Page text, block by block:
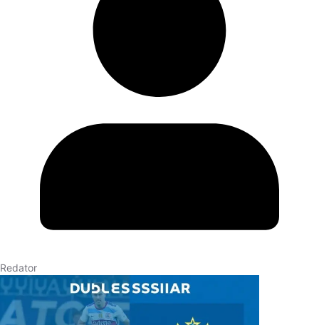
Redator